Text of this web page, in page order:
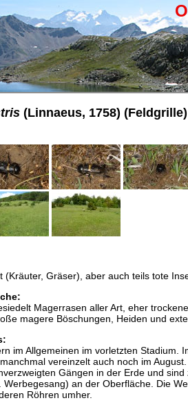
(Linnaeus, 1758) (Feldgrille)
(Kräuter, Gräser), aber auch teils tote
Magerrasen aller Art, eher
magere Böschungen, Heiden und
im Allgemeinen im vorletzten Stadium.
vereinzelt auch noch im
Gängen in der Erde und
Werbegesang) an der Oberfläche. Die
Röhren umher.